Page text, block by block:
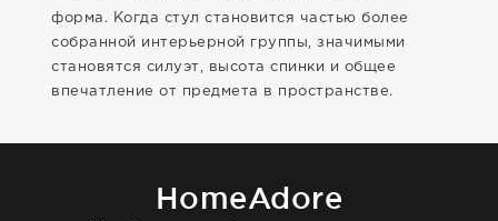
форма. Когда стул становится частью более
собранной интерьерной группы, значимыми
становятся силуэт, высота спинки и общее
впечатление от предмета в пространстве.
HomeAdore